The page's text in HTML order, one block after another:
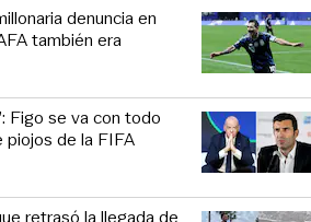
denuncia en
también era
Figo se va con todo
piojos de la FIFA